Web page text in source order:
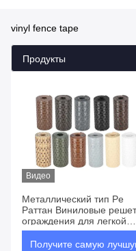
vinyl fence tape
Продукты
Видео
Металлический тип Pe
Раттан Виниловые
ограждения для легкой
установки ограждения
Получите самую